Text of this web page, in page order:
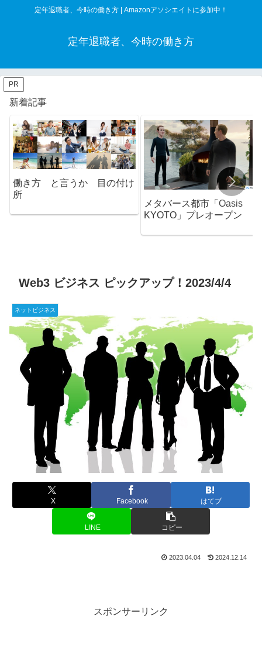
定年退職者、今時の働き方 | Amazonアソシエイトに参加中！
定年退職者、今時の働き方
PR
新着記事
働き方 と言うか 目の付け
所
メタバース都市「Oasis
KYOTO」プレオープン
Web3 ビジネス ピックアップ！2023/4/4
ネットビジネス
X Facebook はてブ
LINE コピー
2023.04.04 2024.12.14
スポンサーリンク